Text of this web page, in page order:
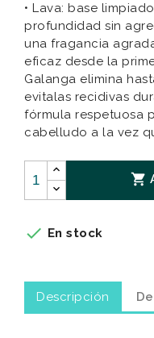
• Lava: base
profundidad sin
una fragancia
eficaz desde la
Galanga elimina
evitalas recidivas
fórmula respetuosa
cabelludo a la vez

 En stock
Descripción